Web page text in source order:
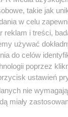
Rogatce w
blokach przy
Obecnie trwa
takie jak
w celu
i treści,
używać
do celów
poprzez
ustawień
nie
miały